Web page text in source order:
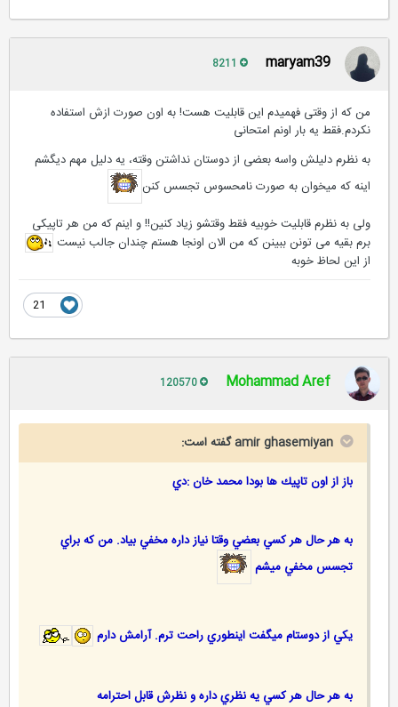
maryam39
من که از وقتی فهمیدم این قابلیت هست! به اون صورت ازش استفاده
نکردم.فقط یه بار اونم امتحانی
به نظرم دلیلش واسه بعضی از دوستان نداشتن وقته، یه دلیل مهم دیگشم
اینه که میخوان به صورت نامحسوس تجسس کنن
ولی به نظرم قابلیت خوبیه فقط وقتشو زیاد کنین!! و اینم که من هر تاپیکی
برم بقیه می تونن ببینن که من الان اونجا هستم چندان جالب نیست
از این لحاظ خوبه
Mohammad Aref
amir ghasemiyan گفته است:
باز از اون تاپيك ها بودا محمد خان :دي
به هر حال هر كسي بعضي وقتا نياز داره مخفي بياد. من كه براي
تجسس مخفي ميشم
يكي از دوستام ميگفت اينطوري راحت ترم. آرامش دارم
به هر حال هر كسي يه نظري داره و نظرش قابل احترامه